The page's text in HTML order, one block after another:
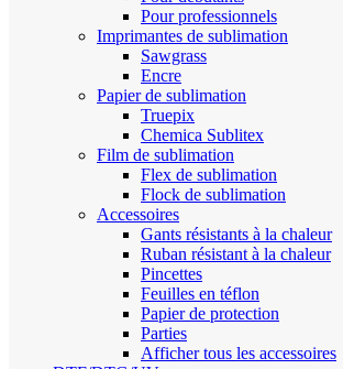
Pour professionnels
Imprimantes de sublimation
Sawgrass
Encre
Papier de sublimation
Truepix
Chemica Sublitex
Film de sublimation
Flex de sublimation
Flock de sublimation
Accessoires
Gants résistants à la chaleur
Ruban résistant à la chaleur
Pincettes
Feuilles en téflon
Papier de protection
Parties
Afficher tous les accessoires